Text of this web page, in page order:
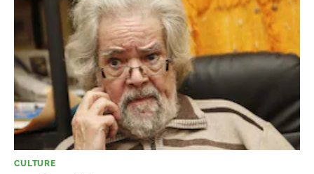
CULTURE